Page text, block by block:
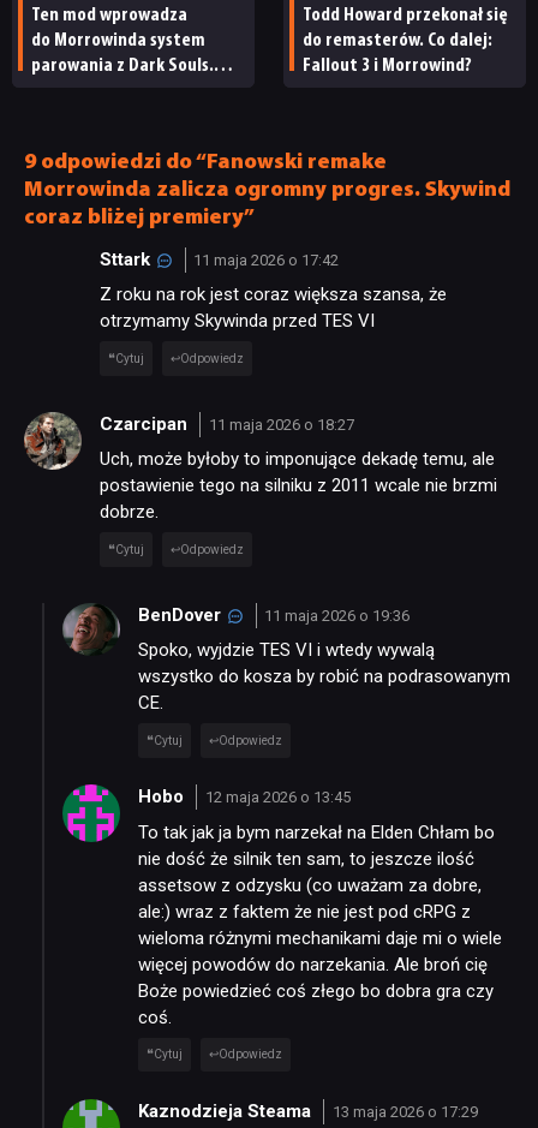
JUŻ GRALIŚMY
Ten mod wprowadza
do Morrowinda system
parowania z Dark Souls.
Todd Howard przekonał się
do remasterów. Co dalej:
Fallout 3 i Morrowind?
9 odpowiedzi do “Fanowski remake
Morrowinda zalicza ogromny progres. Skywind
coraz bliżej premiery”
Sttark 11 maja 2026 o 17:42
Z roku na rok jest coraz większa szansa, że
otrzymamy Skywinda przed TES VI
Cytuj Odpowiedz
Czarcipan 11 maja 2026 o 18:27
Uch, może byłoby to imponujące dekadę temu, ale
postawienie tego na silniku z 2011 wcale nie brzmi
dobrze.
Cytuj Odpowiedz
BenDover 11 maja 2026 o 19:36
Spoko, wyjdzie TES VI i wtedy wywalą
wszystko do kosza by robić na podrasowanym
CE.
Cytuj Odpowiedz
Hobo 12 maja 2026 o 13:45
To tak jak ja bym narzekał na Elden Chłam bo
nie dość że silnik ten sam, to jeszcze ilość
assetsow z odzysku (co uważam za dobre,
ale:) wraz z faktem że nie jest pod cRPG z
wieloma różnymi mechanikami daje mi o wiele
więcej powodów do narzekania. Ale broń cię
Boże powiedzieć coś złego bo dobra gra czy
coś.
Cytuj Odpowiedz
Kaznodzieja Steama 13 maja 2026 o 17:29